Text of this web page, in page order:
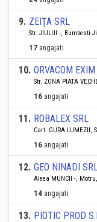
9. ZEIŢA SRL
Str. JIULUI -, Bumbesti-
17 angajati
10. ORVACOM EXIM
Str. ZONA PIATA
16 angajati
11. ROBALEX SRL
Cart. GURA LUMEZII,
16 angajati
12. GEO NINADI
Aleea MUNCII -,
14 angajati
13. PIOTIC PROD